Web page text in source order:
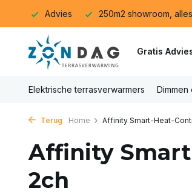
Advies 250m2 showroom,
Gratis
Elektrische terrasverwarmers Dimmen
Terug Home Affinity Smart-Heat-
Affinity
2ch